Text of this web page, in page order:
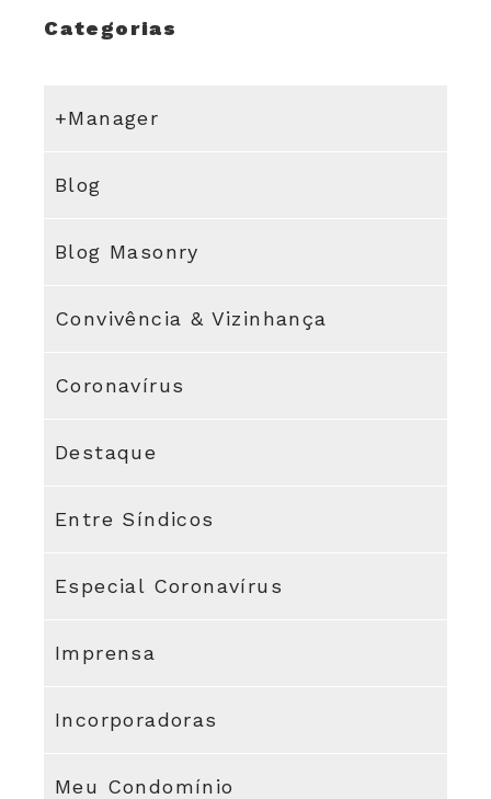
Categorias
+Manager
Blog
Blog Masonry
Convivência & Vizinhança
Coronavírus
Destaque
Entre Síndicos
Especial Coronavírus
Imprensa
Incorporadoras
Meu Condomínio